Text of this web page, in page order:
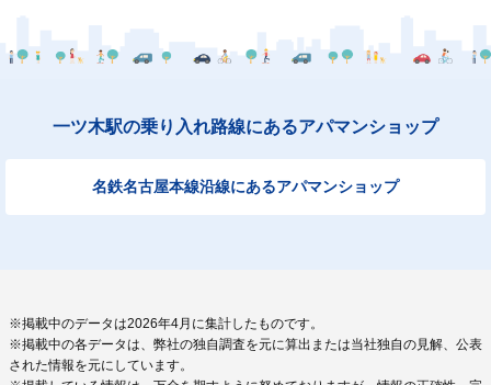
一ツ木駅の乗り入れ路線にあるアパマンショップ
名鉄名古屋本線沿線にあるアパマンショップ
※掲載中のデータは2026年4月に集計したものです。
※掲載中の各データは、弊社の独自調査を元に算出または当社独自の見解、公表
された情報を元にしています。